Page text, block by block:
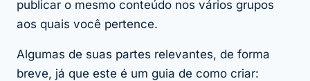
publicar o mesmo conteúdo nos vários grupos
aos quais você pertence.
Algumas de suas partes relevantes, de forma
breve, já que este é um guia de como criar: